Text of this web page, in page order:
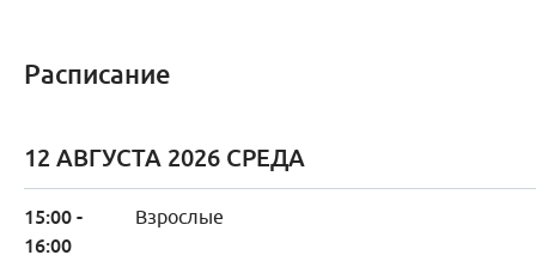
Расписание
12 АВГУСТА 2026 СРЕДА
15:00 -
16:00
Взрослые